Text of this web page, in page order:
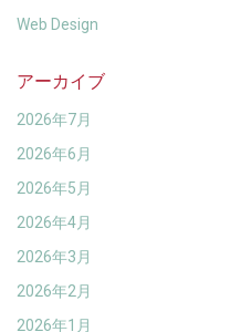
Web Design
アーカイブ
2026年7月
2026年6月
2026年5月
2026年4月
2026年3月
2026年2月
2026年1月